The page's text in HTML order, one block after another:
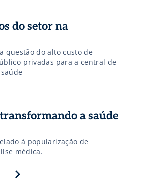
do setor na
questão do alto custo de
privadas para a central de
a saúde
à popularização de
médica.